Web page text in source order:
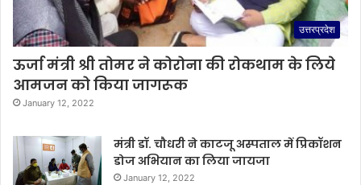
उत्तरप्रदेश
ऊर्जा मंत्री श्री तोमर ने कोरोना की रोकथाम के लिये
आमजन को किया जागरूक
January 12, 2022
मंत्री डॉ. चौधरी ने काटजू अस्पताल में प्रिकॉशन
डोज अभियान का लिया जायजा
January 12, 2022